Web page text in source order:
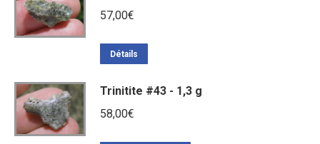
57,00€
Détails
Trinitite #43 - 1,3 g
58,00€